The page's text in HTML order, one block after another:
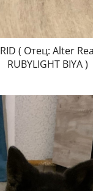
( Отец: Alter
RUBYLIGHT BIYA )